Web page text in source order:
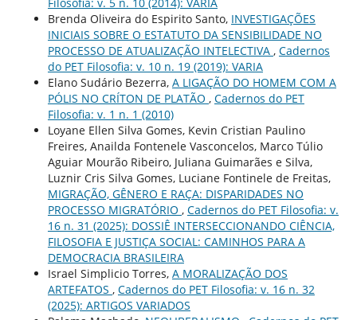
Brenda Oliveira do Espirito Santo, INVESTIGAÇÕES
INICIAIS SOBRE O ESTATUTO DA SENSIBILIDADE NO
PROCESSO DE ATUALIZAÇÃO INTELECTIVA , Cadernos
do PET Filosofia: v. 10 n. 19 (2019): VARIA
Elano Sudário Bezerra, A LIGAÇÃO DO HOMEM COM A
PÓLIS NO CRÍTON DE PLATÃO , Cadernos do PET
Filosofia: v. 1 n. 1 (2010)
Loyane Ellen Silva Gomes, Kevin Cristian Paulino
Freires, Anailda Fontenele Vasconcelos, Marco Túlio
Aguiar Mourão Ribeiro, Juliana Guimarães e Silva,
Luznir Cris Silva Gomes, Luciane Fontinele de Freitas,
MIGRAÇÃO, GÊNERO E RAÇA: DISPARIDADES NO
PROCESSO MIGRATÓRIO , Cadernos do PET Filosofia: v.
16 n. 31 (2025): DOSSIÊ INTERSECCIONANDO CIÊNCIA,
FILOSOFIA E JUSTIÇA SOCIAL: CAMINHOS PARA A
DEMOCRACIA BRASILEIRA
Israel Simplicio Torres, A MORALIZAÇÃO DOS
ARTEFATOS , Cadernos do PET Filosofia: v. 16 n. 32
(2025): ARTIGOS VARIADOS